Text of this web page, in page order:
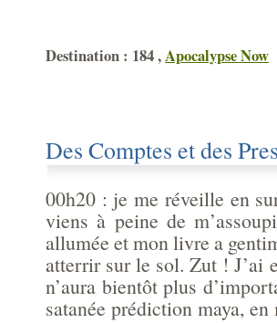
Destination : 184 ,Apocalypse Now
Des Comptes et des
00h20 : je me réveille en
viens à peine de
allumée et mon livre a
atterrir sur le sol. Zut ! J’ai
n’aura bientôt plus
satanée prédiction maya,